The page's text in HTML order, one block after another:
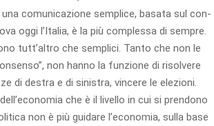
comu­ni­ca­zione sem­plice, basata sul con­
oggi l’Italia, è la più com­plessa di sem­pre.
tutt’altro che sem­plici. Tanto che non le
non hanno la fun­zione di risol­vere
di destra e di sini­stra, vin­cere le ele­zioni.
che è il livello in cui si pren­dono
non è più gui­dare l’economia, sulla base